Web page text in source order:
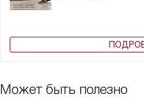
Может быть полезно